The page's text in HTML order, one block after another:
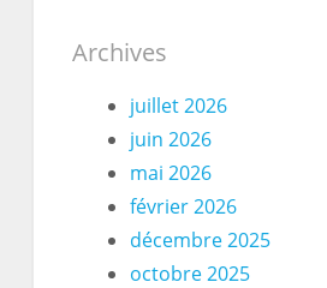
Archives
juillet 2026
juin 2026
mai 2026
février 2026
décembre 2025
octobre 2025